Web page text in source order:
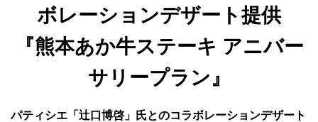
IR
投資家の皆様へ 事業概要
ボレーションデザート提供
『熊本あか牛ステーキ アニバー
サリープラン』
パティシエ「辻󠄀口博啓」氏とのコラボレーションデザート